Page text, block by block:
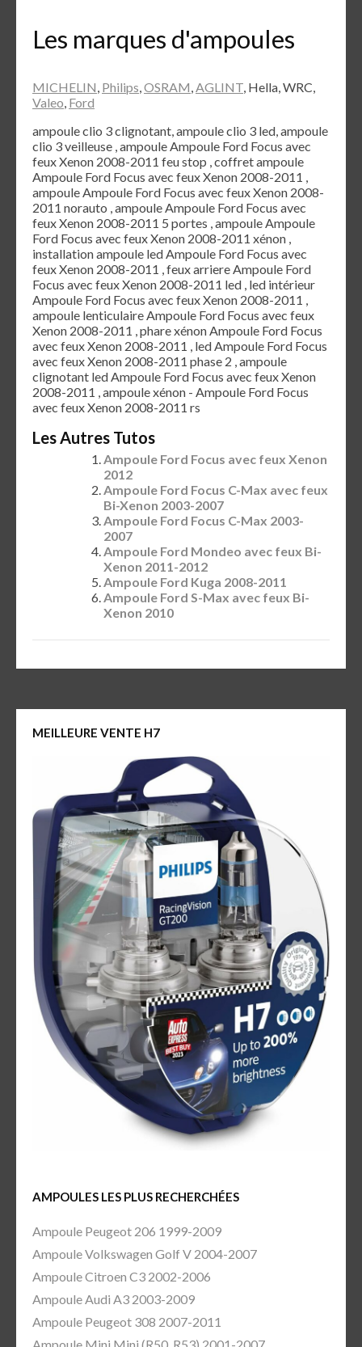
Les marques d'ampoules
MICHELIN, Philips,OSRAM,AGLINT, Hella, WRC,
Valeo, Ford
ampoule clio 3 clignotant, ampoule clio 3 led, ampoule
clio 3 veilleuse , ampoule Ampoule Ford Focus avec
feux Xenon 2008-2011 feu stop , coffret ampoule
Ampoule Ford Focus avec feux Xenon 2008-2011 ,
ampoule Ampoule Ford Focus avec feux Xenon 2008-
2011 norauto , ampoule Ampoule Ford Focus avec
feux Xenon 2008-2011 5 portes , ampoule Ampoule
Ford Focus avec feux Xenon 2008-2011 xénon ,
installation ampoule led Ampoule Ford Focus avec
feux Xenon 2008-2011 , feux arriere Ampoule Ford
Focus avec feux Xenon 2008-2011 led , led intérieur
Ampoule Ford Focus avec feux Xenon 2008-2011 ,
ampoule lenticulaire Ampoule Ford Focus avec feux
Xenon 2008-2011 , phare xénon Ampoule Ford Focus
avec feux Xenon 2008-2011 , led Ampoule Ford Focus
avec feux Xenon 2008-2011 phase 2 , ampoule
clignotant led Ampoule Ford Focus avec feux Xenon
2008-2011 , ampoule xénon - Ampoule Ford Focus
avec feux Xenon 2008-2011 rs
Les Autres Tutos
Ampoule Ford Focus avec feux Xenon
2012
Ampoule Ford Focus C-Max avec feux
Bi-Xenon 2003-2007
Ampoule Ford Focus C-Max 2003-
2007
Ampoule Ford Mondeo avec feux Bi-
Xenon 2011-2012
Ampoule Ford Kuga 2008-2011
Ampoule Ford S-Max avec feux Bi-
Xenon 2010
MEILLEURE VENTE H7
AMPOULES LES PLUS RECHERCHÉES
Ampoule Peugeot 206 1999-2009
Ampoule Volkswagen Golf V 2004-2007
Ampoule Citroen C3 2002-2006
Ampoule Audi A3 2003-2009
Ampoule Peugeot 308 2007-2011